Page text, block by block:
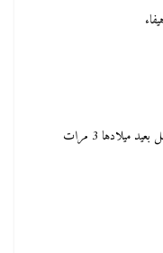
ميلادها 3 مرات